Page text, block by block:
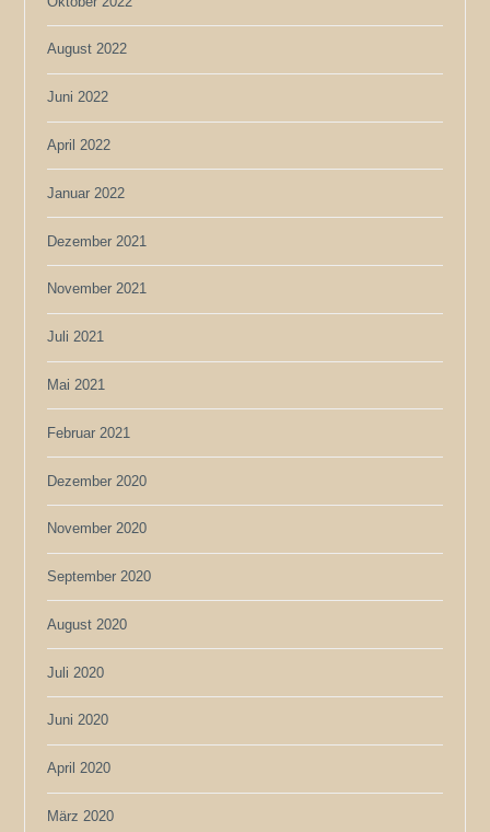
August 2022
Juni 2022
April 2022
Januar 2022
Dezember 2021
November 2021
Juli 2021
Mai 2021
Februar 2021
Dezember 2020
November 2020
September 2020
August 2020
Juli 2020
Juni 2020
April 2020
März 2020